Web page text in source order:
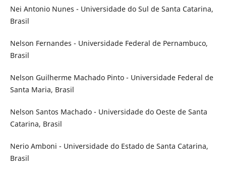
Nei Antonio Nunes - Universidade do Sul de Santa Catarina,
Brasil
Nelson Fernandes - Universidade Federal de Pernambuco,
Brasil
Nelson Guilherme Machado Pinto - Universidade Federal de
Santa Maria, Brasil
Nelson Santos Machado - Universidade do Oeste de Santa
Catarina, Brasil
Nerio Amboni - Universidade do Estado de Santa Catarina,
Brasil